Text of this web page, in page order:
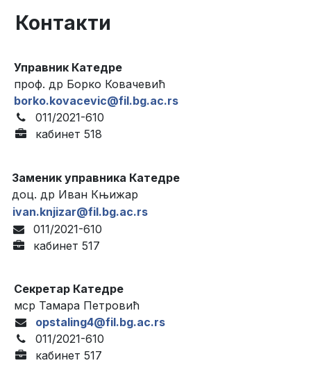
Контакти
Управник Катедре
проф. др Борко Ковачевић
borko.kovacevic@fil.bg.ac.rs
011/2021-610
кабинет 518
Заменик управника Катедре
доц. др Иван Књижар
ivan.knjizar@fil.bg.ac.rs
011/2021-610
кабинет 517
Секретар Катедре
мср Тамара Петровић
opstaling4@fil.bg.ac.rs
011/2021-610
кабинет 517